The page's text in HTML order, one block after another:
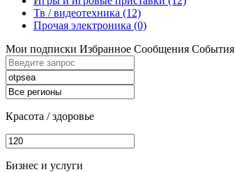
Тв / видеотехника (12)
Прочая электроника (0)
Мои подписки Избранное Сообщения События
Красота / здоровье
Бизнес и услуги